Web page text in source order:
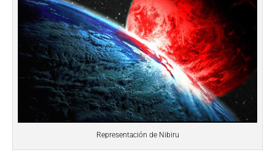
Representación de Nibiru